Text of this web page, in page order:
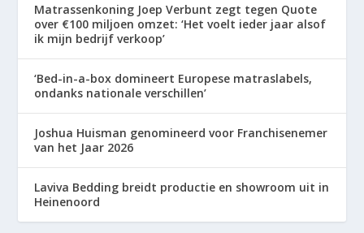
Matrassenkoning Joep Verbunt zegt tegen Quote
over €100 miljoen omzet: ‘Het voelt ieder jaar alsof
ik mijn bedrijf verkoop’
‘Bed-in-a-box domineert Europese matraslabels,
ondanks nationale verschillen’
Joshua Huisman genomineerd voor Franchisenemer
van het Jaar 2026
Laviva Bedding breidt productie en showroom uit in
Heinenoord